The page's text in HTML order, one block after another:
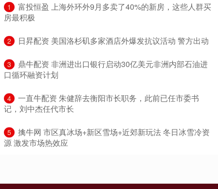
1
​富投恒盈 上海外环外9月多卖了40%的新房，这些人群买
房最积极
2 ​日昇配资 美国洛杉矶多家酒店外爆发抗议活动 警方出动
3
​鼎牛配资 非洲进出口银行启动30亿美元非洲内部石油进
口循环融资计划
4
​一直牛配资 朱健辞去衡阳市长职务，此前已任市委书
记，刘中杰任代市长
5
​擒牛网 市区真冰场+新区雪场+近郊新玩法 冬日冰雪冷资
源 激发市场热效应